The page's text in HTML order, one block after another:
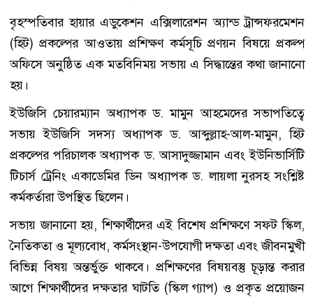
বৃহস্পতিবার হায়ার এডুকেশন এক্সিলারেশন অ্যান্ড ট্রান্সফরমেশন
(হিট) প্রকল্পের আওতায় প্রশিক্ষণ কর্মসূচি প্রণয়ন বিষয়ে প্রকল্প
অফিসে অনুষ্ঠিত এক মতবিনিময় সভায় এ সিদ্ধান্তের কথা জানানো
হয়।
ইউজিসি চেয়ারম্যান অধ্যাপক ড. মামুন আহমেদের সভাপতিত্বে
সভায় ইউজিসি সদস্য অধ্যাপক ড. আব্দুল্লাহ-আল-মামুন, হিট
প্রকল্পের পরিচালক অধ্যাপক ড. আসাদুজ্জামান এবং ইউনিভার্সিটি
টিচার্স ট্রেনিং একাডেমির ডিন অধ্যাপক ড. লায়লা নুরসহ সংশ্লিষ্ট
কর্মকর্তারা উপস্থিত ছিলেন।
সভায় জানানো হয়, শিক্ষার্থীদের এই বিশেষ প্রশিক্ষণে সফট স্কিল,
নৈতিকতা ও মূল্যবোধ, কর্মসংস্থান-উপযোগী দক্ষতা এবং জীবনমুখী
বিভিন্ন বিষয় অন্তর্ভুক্ত থাকবে। প্রশিক্ষণের বিষয়বস্তু চূড়ান্ত করার
আগে শিক্ষার্থীদের দক্ষতার ঘাটতি (স্কিল গ্যাপ) ও প্রকৃত প্রয়োজন